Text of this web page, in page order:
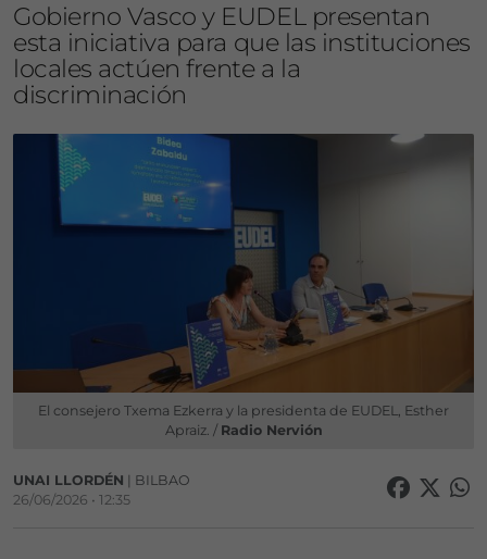
Gobierno Vasco y EUDEL presentan
esta iniciativa para que las instituciones
locales actúen frente a la
discriminación
El consejero Txema Ezkerra y la presidenta de EUDEL, Esther
Apraiz. / Radio Nervión
UNAI LLORDÉN | BILBAO
26/06/2026 • 12:35